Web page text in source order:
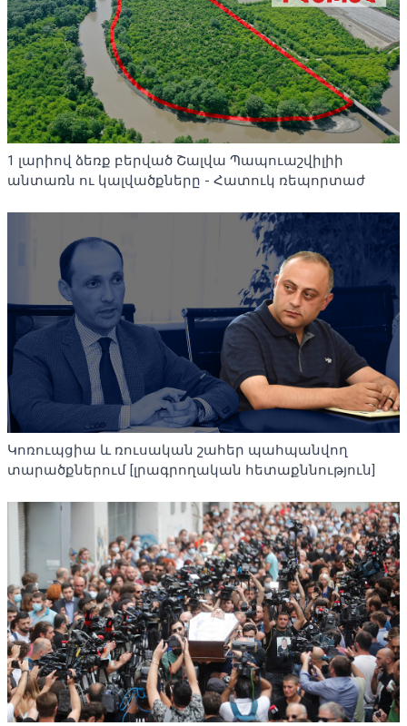
1 լարիով ձեռք բերված Շալվա Պապուաշվիլիի
անտառն ու կալվածքները - Հատուկ ռեպորտաժ
Կոռուպցիա և ռուսական շահեր պահպանվող
տարածքներում [լրագրողական հետաքննություն]